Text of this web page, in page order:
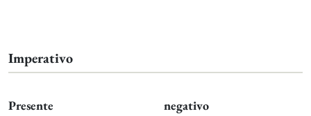
Imperativo
Presente negativo